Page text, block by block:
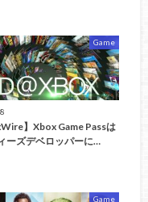
Game
】Xbox Game Passは
ーズデベロッパーに…
Game